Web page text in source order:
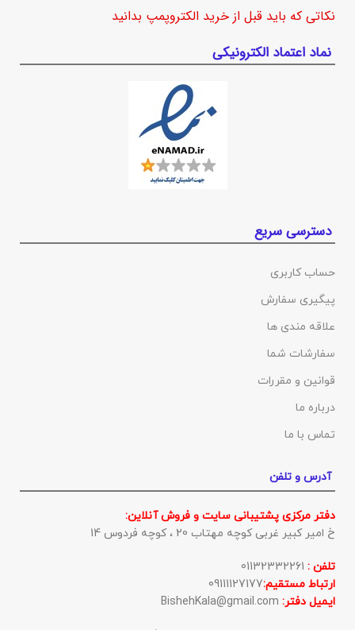
نکاتی که باید قبل از خرید الکتروپمپ بدانید
نماد اعتماد الکترونیکی
دسترسی سریع
حساب کاربری
پیگیری سفارش
علاقه مندی ها
سفارشات شما
قوانین و مقررات
درباره ما
تماس با ما
آدرس و تلفن
دفتر مرکزی پشتیبانی سایت و فروش آنلاین:
خ امیر کبیر غربی کوچه مهتاب 20 ، کوچه فردوس 14
تلفن :
ارتباط مستقیم:09111127177
ایمیل دفتر: